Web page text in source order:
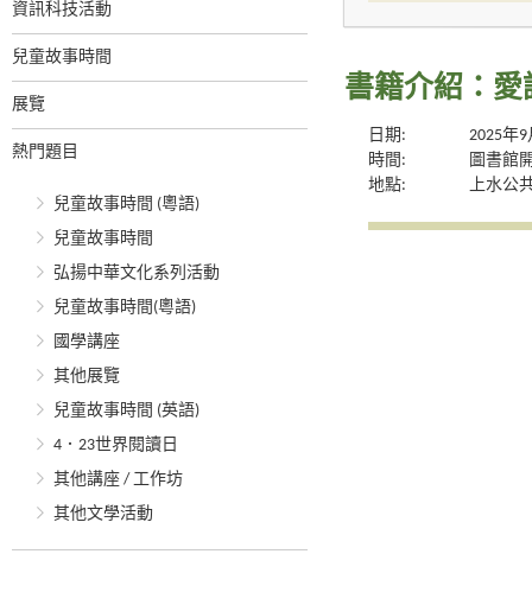
資訊科技活動
兒童故事時間
展覽
熱門題目
兒童故事時間 (粵語)
兒童故事時間
弘揚中華文化系列活動
兒童故事時間(粵語)
國學講座
其他展覽
兒童故事時間 (英語)
4．23世界閱讀日
其他講座 / 工作坊
其他文學活動
書籍介紹：愛
日期:
2025年
時間:
圖書館
地點:
上水公